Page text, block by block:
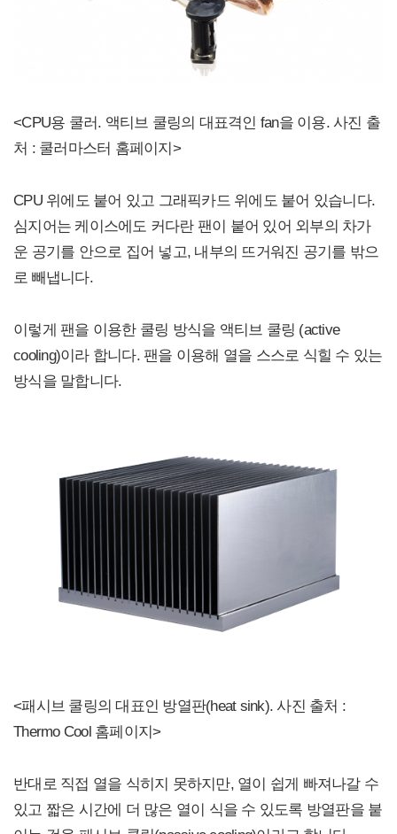
<CPU용 쿨러. 액티브 쿨링의 대표격인 fan을 이용. 사진 출
처 : 쿨러마스터 홈페이지>
CPU 위에도 붙어 있고 그래픽카드 위에도 붙어 있습니다.
심지어는 케이스에도 커다란 팬이 붙어 있어 외부의 차가
운 공기를 안으로 집어 넣고, 내부의 뜨거워진 공기를 밖으
로 빼냅니다.
이렇게 팬을 이용한 쿨링 방식을 액티브 쿨링 (active
cooling)이라 합니다. 팬을 이용해 열을 스스로 식힐 수 있는
방식을 말합니다.
<패시브 쿨링의 대표인 방열판(heat sink). 사진 출처 :
Thermo Cool 홈페이지>
반대로 직접 열을 식히지 못하지만, 열이 쉽게 빠져나갈 수
있고 짧은 시간에 더 많은 열이 식을 수 있도록 방열판을 붙